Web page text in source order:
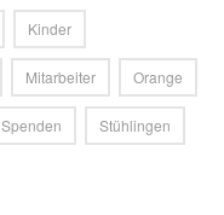
Kinder
Mitarbeiter Orange
Spenden Stühlingen